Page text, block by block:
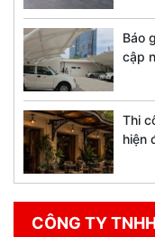
Báo
cập
Thi
hiện
CÔNG TY